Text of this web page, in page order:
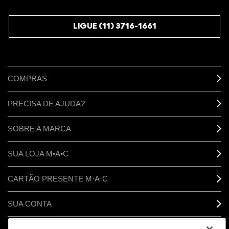
LIGUE (11) 3716-1661
COMPRAS
PRECISA DE AJUDA?
SOBRE A MARCA
SUA LOJA M•A•C
CARTÃO PRESENTE M·A·C
SUA CONTA